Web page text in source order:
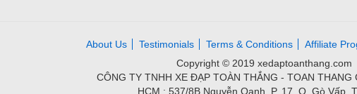
About Us Testimonials Terms & Conditions Affiliate
Copyright © 2019 xedaptoanthang.com
CÔNG TY TNHH XE ĐẠP TOÀN THẮNG - TOAN THANG
HCM : 537/8B Nguyễn Oanh, P. 17, Q. Gò Vấp,